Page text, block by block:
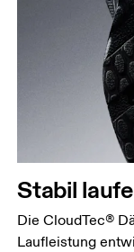
Stabil
Die CloudTec®
Laufleistung